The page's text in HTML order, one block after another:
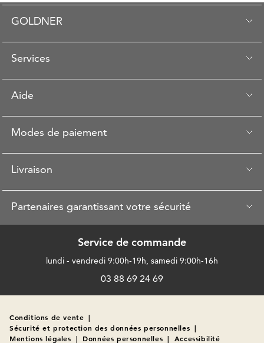
GOLDNER
Services
Aide
Modes de paiement
Livraison
Partenaires garantissant votre sécurité
Service de commande
lundi - vendredi 9:00h-19h, samedi 9:00h-16h
03 88 69 24 69
Conditions de vente |
Sécurité et protection des données personnelles |
Mentions légales | Données personnelles | Accessibilité